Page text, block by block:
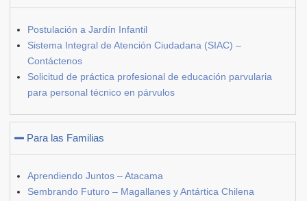
Postulación a Jardín Infantil
Sistema Integral de Atención Ciudadana (SIAC) –
Contáctenos
Solicitud de práctica profesional de educación parvularia
para personal técnico en párvulos
Para las Familias
Aprendiendo Juntos – Atacama
Sembrando Futuro – Magallanes y Antártica Chilena